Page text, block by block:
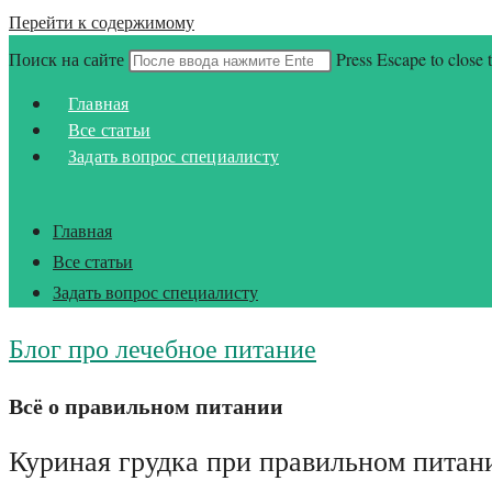
Перейти к содержимому
Поиск на сайте
Press Escape to close
Главная
Все статьи
Задать вопрос специалисту
Главная
Все статьи
Задать вопрос специалисту
Блог про лечебное питание
Всё о правильном питании
Куриная грудка при правильном